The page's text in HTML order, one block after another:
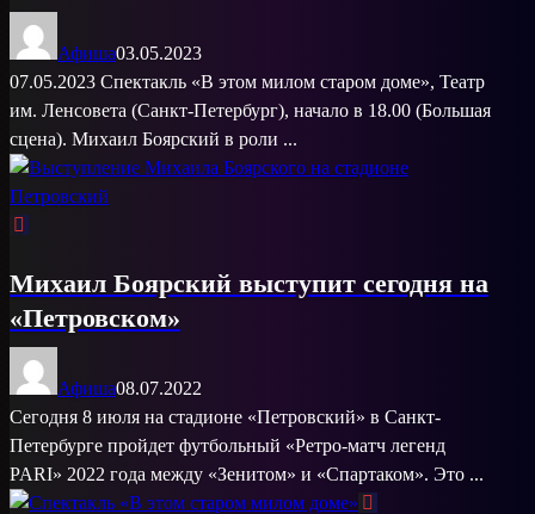
Афиша03.05.2023
07.05.2023 Спектакль «В этом милом старом доме», Театр
им. Ленсовета (Санкт-Петербург), начало в 18.00 (Большая
сцена). Михаил Боярский в роли ...
Михаил Боярский выступит сегодня на
«Петровском»
Афиша08.07.2022
Сегодня 8 июля на стадионе «Петровский» в Санкт-
Петербурге пройдет футбольный «Ретро-матч легенд
PARI» 2022 года между «Зенитом» и «Спартаком». Это ...